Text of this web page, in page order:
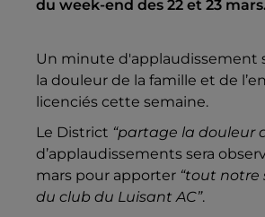
du week-end des 22 et 23
Un minute d'applaudissement
la douleur de la famille et de
licenciés cette semaine.
Le District “partage la douleur
d’applaudissements sera
mars pour apporter “tout notre
du club du Luisant AC”.